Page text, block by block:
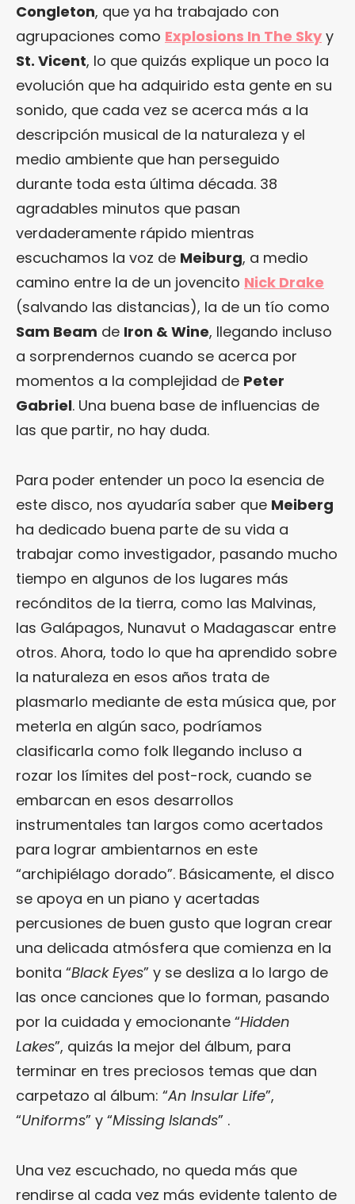
Congleton, que ya ha trabajado con
agrupaciones como Explosions In The Sky y
St. Vicent, lo que quizás explique un poco la
evolución que ha adquirido esta gente en su
sonido, que cada vez se acerca más a la
descripción musical de la naturaleza y el
medio ambiente que han perseguido
durante toda esta última década. 38
agradables minutos que pasan
verdaderamente rápido mientras
escuchamos la voz de Meiburg, a medio
camino entre la de un jovencito Nick Drake
(salvando las distancias), la de un tío como
Sam Beam de Iron & Wine, llegando incluso
a sorprendernos cuando se acerca por
momentos a la complejidad de Peter
Gabriel. Una buena base de influencias de
las que partir, no hay duda.
Para poder entender un poco la esencia de
este disco, nos ayudaría saber que Meiberg
ha dedicado buena parte de su vida a
trabajar como investigador, pasando mucho
tiempo en algunos de los lugares más
recónditos de la tierra, como las Malvinas,
las Galápagos, Nunavut o Madagascar entre
otros. Ahora, todo lo que ha aprendido sobre
la naturaleza en esos años trata de
plasmarlo mediante de esta música que, por
meterla en algún saco, podríamos
clasificarla como folk llegando incluso a
rozar los límites del post-rock, cuando se
embarcan en esos desarrollos
instrumentales tan largos como acertados
para lograr ambientarnos en este
“archipiélago dorado”. Básicamente, el disco
se apoya en un piano y acertadas
percusiones de buen gusto que logran crear
una delicada atmósfera que comienza en la
bonita “Black Eyes” y se desliza a lo largo de
las once canciones que lo forman, pasando
por la cuidada y emocionante “Hidden
Lakes”, quizás la mejor del álbum, para
terminar en tres preciosos temas que dan
carpetazo al álbum: “An Insular Life”,
“Uniforms” y “Missing Islands” .
Una vez escuchado, no queda más que
rendirse al cada vez más evidente talento de